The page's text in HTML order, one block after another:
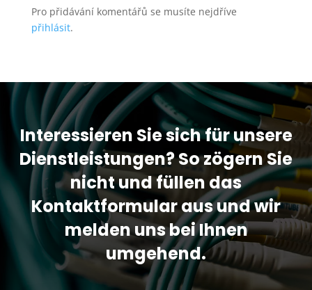
Pro přidávání komentářů se musíte nejdříve
přihlásit.
Interessieren Sie sich für unsere
Dienstleistungen? So zögern Sie
nicht und füllen das
Kontaktformular aus und wir
melden uns bei Ihnen
umgehend.